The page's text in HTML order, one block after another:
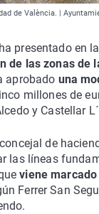
de València. |
presentado en
de las zonas de
aprobado una
millones de
y Castellar
de
las líneas
viene
Ferrer San